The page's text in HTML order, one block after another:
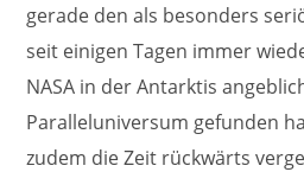
gerade den als besonders
seit einigen Tagen immer
NASA in der Antarktis
Paralleluniversum gefunden
zudem die Zeit rückwärts